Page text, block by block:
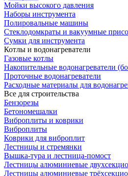
Мойки высокого давления
Наборы инструмента
Полировальные машины
Стеклодомкраты и вакуумные
Сумки для инструмента
Котлы и водонагреватели
Газовые котлы
Накопительные водонагреватели
Проточные водонагреватели
Расходные материалы для
Все для строительства
Бензорезы
Бетономешалки
Виброплиты и коврики
Виброплиты
Коврики для виброплит
Лестницы и стремянки
Вышка-тура и лестница-помост
Лестницы алюминиевые
Лестницы алюминиевые